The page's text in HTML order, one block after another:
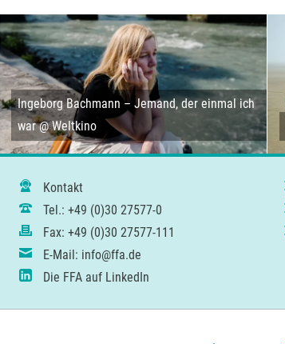
Ingeborg Bachmann – Jemand, der einmal ich
war @ Weltkino
Kontakt
Tel.: +49 (0)30 27577-0
Fax: +49 (0)30 27577-111
E-Mail: info@ffa.de
Die FFA auf LinkedIn